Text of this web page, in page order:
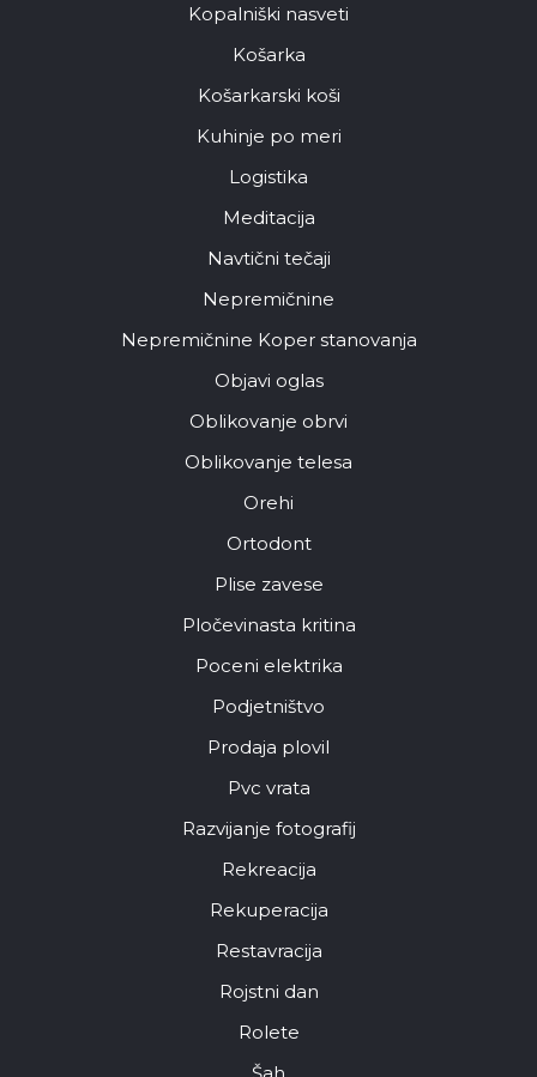
Kopalniški nasveti
Košarka
Košarkarski koši
Kuhinje po meri
Logistika
Meditacija
Navtični tečaji
Nepremičnine
Nepremičnine Koper stanovanja
Objavi oglas
Oblikovanje obrvi
Oblikovanje telesa
Orehi
Ortodont
Plise zavese
Pločevinasta kritina
Poceni elektrika
Podjetništvo
Prodaja plovil
Pvc vrata
Razvijanje fotografij
Rekreacija
Rekuperacija
Restavracija
Rojstni dan
Rolete
Šah